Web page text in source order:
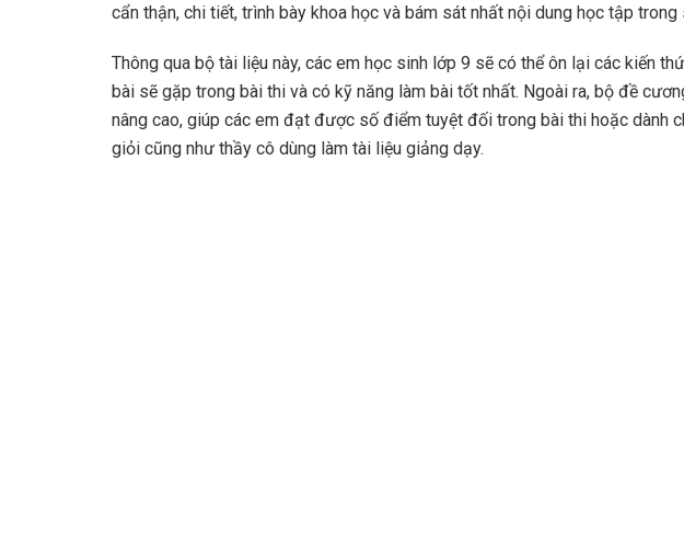
cẩn thận, chi tiết, trình bày khoa học và bám sát nhất nội dung học tập
Thông qua bộ tài liệu này, các em học sinh lớp 9 sẽ có thể ôn lại các kiến
bài sẽ gặp trong bài thi và có kỹ năng làm bài tốt nhất. Ngoài ra, bộ đề
nâng cao, giúp các em đạt được số điểm tuyệt đối trong bài thi hoặc dành
giỏi cũng như thầy cô dùng làm tài liệu giảng dạy.